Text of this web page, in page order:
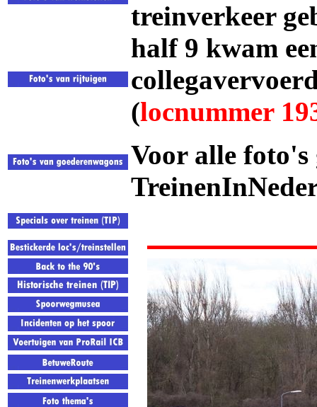
treinverkeer
half 9 kwam
(locnummer
Voor alle